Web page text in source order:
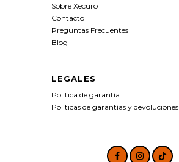
Sobre Xecuro
Contacto
Preguntas Frecuentes
Blog
LEGALES
Politica de garantía
Políticas de garantías y devoluciones